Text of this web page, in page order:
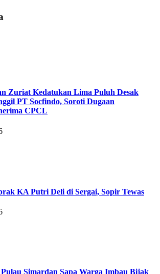
Zuriat Kedatukan Lima Puluh Desak
PT Socfindo, Soroti Dugaan
CPCL
KA Putri Deli di Sergai, Sopir Tewas
Simardan Sapa Warga Imbau Bijak